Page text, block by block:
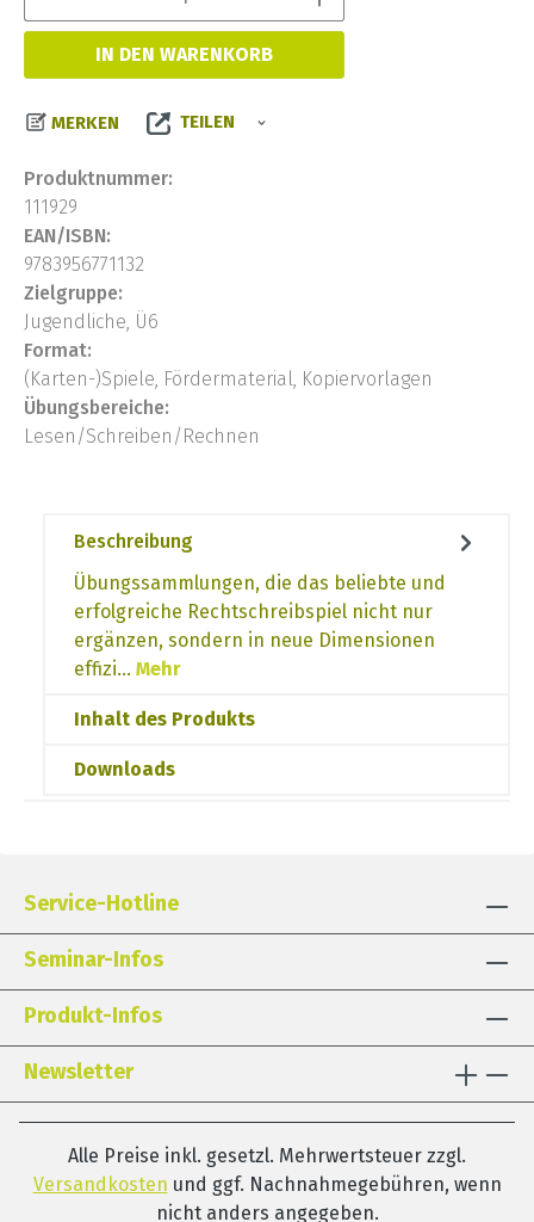
IN DEN WARENKORB
MERKEN TEILEN
Produktnummer:
111929
EAN/ISBN:
9783956771132
Zielgruppe:
Jugendliche, Ü6
Format:
(Karten-)Spiele, Fördermaterial, Kopiervorlagen
Übungsbereiche:
Lesen/Schreiben/Rechnen
Beschreibung
Übungssammlungen, die das beliebte und
erfolgreiche Rechtschreibspiel nicht nur
ergänzen, sondern in neue Dimensionen
effizi… Mehr
Inhalt des Produkts
Downloads
Service-Hotline
Seminar-Infos
Produkt-Infos
Newsletter
Alle Preise inkl. gesetzl. Mehrwertsteuer zzgl.
Versandkosten und ggf. Nachnahmegebühren, wenn
nicht anders angegeben.